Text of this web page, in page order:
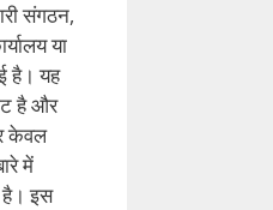
संगठन,
या
है। यह
है और
केवल
में
है। इस